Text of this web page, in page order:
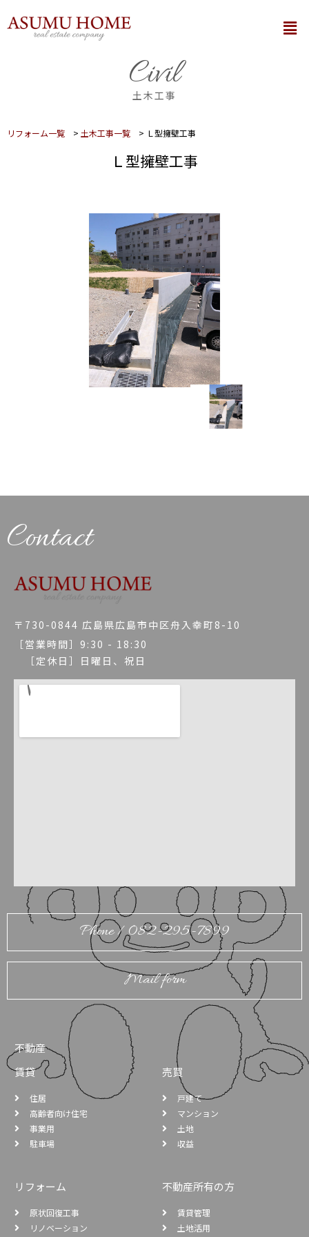
容
メ
ニ
Civil
土木工事
リフォーム一覧 > 土木工事一覧 > Ｌ型擁壁工事
Ｌ型擁壁工事
Contact
〒730-0844 広島県広島市中区舟入幸町8-10
［営業時間］9:30 - 18:30
［定休日］日曜日、祝日
Phone / 082-295-7899
Mail form
不動産
賃貸
住居
高齢者向け住宅
事業用
駐車場
売買
戸建て
マンション
土地
収益
リフォーム
原状回復工事
リノベーション
不動産所有の方
賃貸管理
土地活用